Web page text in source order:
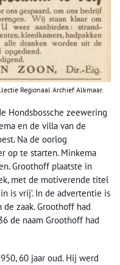
Regionaal Archief Alkmaar.
Hondsbossche zeewering
en de villa van de
Na de oorlog
op te starten. Minkema
Groothoff plaatste in
met de motiverende titel
is vrij’. In de advertentie is
zaak. Groothoff had
de naam Groothoff had
60 jaar oud. Hij werd